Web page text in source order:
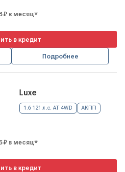
₽ в месяц*
в кредит
Подробнее
Luxe
1.6 121 л.с. AT 4WD АКПП
₽ в месяц*
в кредит